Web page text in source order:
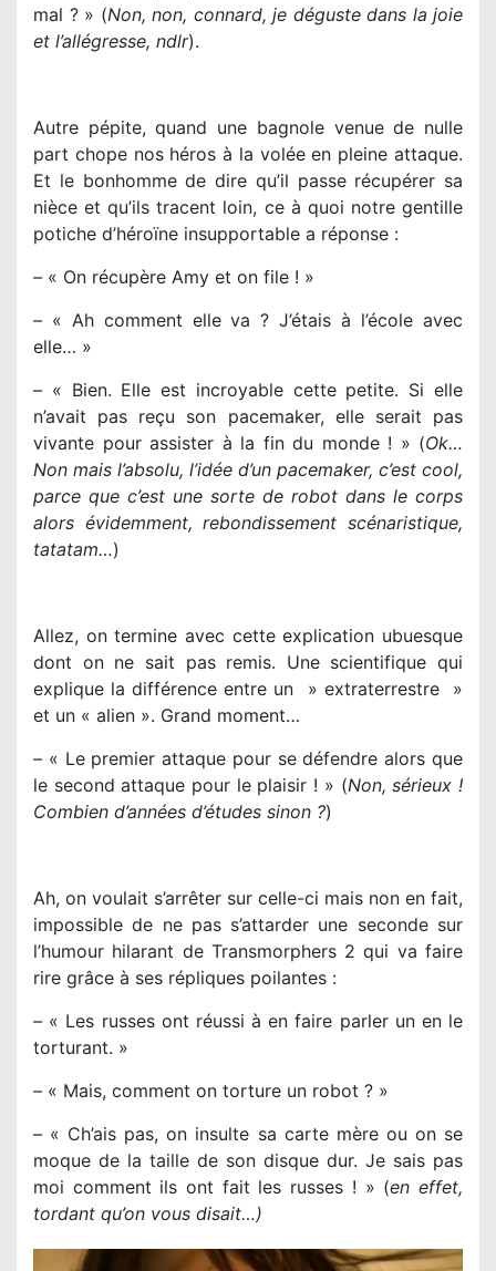
mal ? » (Non, non, connard, je déguste dans la joie
et l’allégresse, ndlr).
Autre pépite, quand une bagnole venue de nulle
part chope nos héros à la volée en pleine attaque.
Et le bonhomme de dire qu’il passe récupérer sa
nièce et qu’ils tracent loin, ce à quoi notre gentille
potiche d’héroïne insupportable a réponse :
– « On récupère Amy et on file ! »
– « Ah comment elle va ? J’étais à l’école avec
elle… »
– « Bien. Elle est incroyable cette petite. Si elle
n’avait pas reçu son pacemaker, elle serait pas
vivante pour assister à la fin du monde ! » (Ok…
Non mais l’absolu, l’idée d’un pacemaker, c’est cool,
parce que c’est une sorte de robot dans le corps
alors évidemment, rebondissement scénaristique,
tatatam…)
Allez, on termine avec cette explication ubuesque
dont on ne sait pas remis. Une scientifique qui
explique la différence entre un » extraterrestre »
et un « alien ». Grand moment…
– « Le premier attaque pour se défendre alors que
le second attaque pour le plaisir ! » (Non, sérieux !
Combien d’années d’études sinon ?)
Ah, on voulait s’arrêter sur celle-ci mais non en fait,
impossible de ne pas s’attarder une seconde sur
l’humour hilarant de Transmorphers 2 qui va faire
rire grâce à ses répliques poilantes :
– « Les russes ont réussi à en faire parler un en le
torturant. »
– « Mais, comment on torture un robot ? »
– « Ch’ais pas, on insulte sa carte mère ou on se
moque de la taille de son disque dur. Je sais pas
moi comment ils ont fait les russes ! » (en effet,
tordant qu’on vous disait…)